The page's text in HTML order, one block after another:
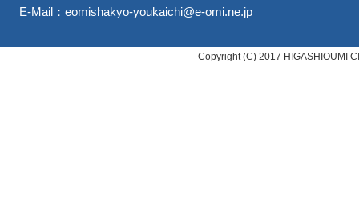
E-Mail： eomishakyo-youkaichi@e-omi.ne.jp
Copyright (C) 2017 HIGASHIOUMI